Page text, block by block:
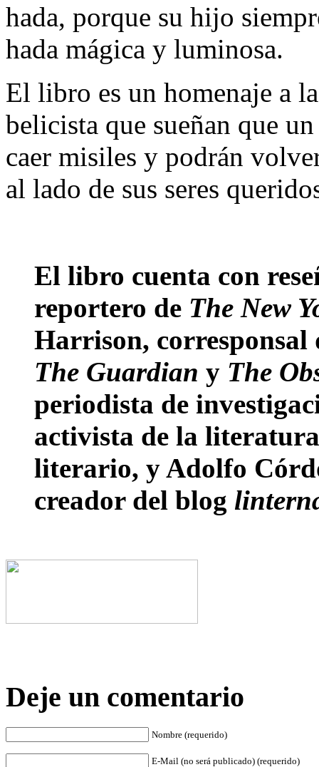
hada, porque su hijo
hada mágica y luminosa.
El libro es un homenaje a
belicista que sueñan que
caer misiles y podrán
al lado de sus seres
El libro cuenta con
reportero de The New
Harrison,
The Guardian y The
periodista de
activista de la
literario, y Adolfo
creador del blog
Deje un comentario
Nombre (requerido)
E-Mail (no será publicado) (requerido)